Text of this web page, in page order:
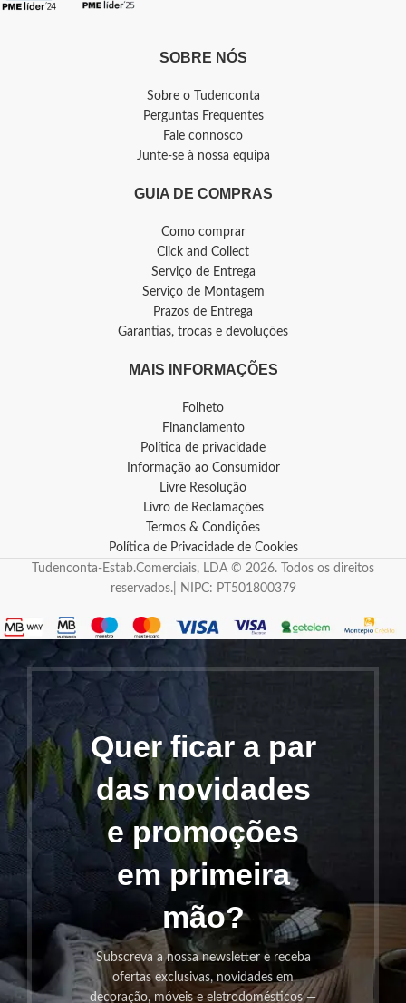
SOBRE NÓS
Sobre o Tudenconta
Perguntas Frequentes
Fale connosco
Junte-se à nossa equipa
GUIA DE COMPRAS
Como comprar
Click and Collect
Serviço de Entrega
Serviço de Montagem
Prazos de Entrega
Garantias, trocas e devoluções
MAIS INFORMAÇÕES
Folheto
Financiamento
Política de privacidade
Informação ao Consumidor
Livre Resolução
Livro de Reclamações
Termos & Condições
Política de Privacidade de Cookies
Tudenconta-Estab.Comerciais, LDA © 2026. Todos os direitos
reservados.| NIPC: PT501800379
Quer ficar a par
das novidades
e promoções
em primeira
mão?
Subscreva a nossa newsletter e receba
ofertas exclusivas, novidades em
decoração, móveis e eletrodomésticos —